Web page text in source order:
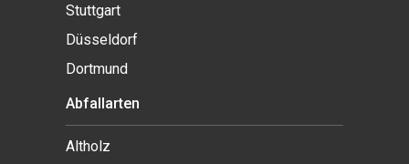
Stuttgart
Düsseldorf
Dortmund
Abfallarten
Altholz